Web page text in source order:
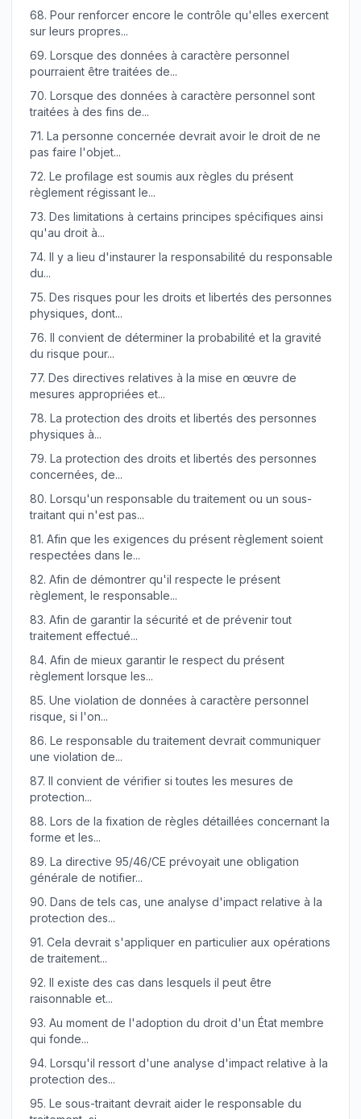
68. Pour renforcer encore le contrôle qu'elles exercent
sur leurs propres...
69. Lorsque des données à caractère personnel
pourraient être traitées de...
70. Lorsque des données à caractère personnel sont
traitées à des fins de...
71. La personne concernée devrait avoir le droit de ne
pas faire l'objet...
72. Le profilage est soumis aux règles du présent
règlement régissant le...
73. Des limitations à certains principes spécifiques ainsi
qu'au droit à...
74. Il y a lieu d'instaurer la responsabilité du responsable
du...
75. Des risques pour les droits et libertés des personnes
physiques, dont...
76. Il convient de déterminer la probabilité et la gravité
du risque pour...
77. Des directives relatives à la mise en œuvre de
mesures appropriées et...
78. La protection des droits et libertés des personnes
physiques à...
79. La protection des droits et libertés des personnes
concernées, de...
80. Lorsqu'un responsable du traitement ou un sous-
traitant qui n'est pas...
81. Afin que les exigences du présent règlement soient
respectées dans le...
82. Afin de démontrer qu'il respecte le présent
règlement, le responsable...
83. Afin de garantir la sécurité et de prévenir tout
traitement effectué...
84. Afin de mieux garantir le respect du présent
règlement lorsque les...
85. Une violation de données à caractère personnel
risque, si l'on...
86. Le responsable du traitement devrait communiquer
une violation de...
87. Il convient de vérifier si toutes les mesures de
protection...
88. Lors de la fixation de règles détaillées concernant la
forme et les...
89. La directive 95/46/CE prévoyait une obligation
générale de notifier...
90. Dans de tels cas, une analyse d'impact relative à la
protection des...
91. Cela devrait s'appliquer en particulier aux opérations
de traitement...
92. Il existe des cas dans lesquels il peut être
raisonnable et...
93. Au moment de l'adoption du droit d'un État membre
qui fonde...
94. Lorsqu'il ressort d'une analyse d'impact relative à la
protection des...
95. Le sous-traitant devrait aider le responsable du